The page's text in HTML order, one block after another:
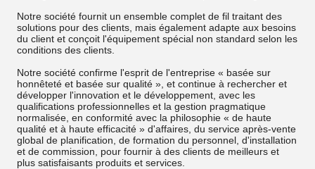
Notre société fournit un ensemble complet de fil traitant des
solutions pour des clients, mais également adapte aux besoins
du client et conçoit l'équipement spécial non standard selon les
conditions des clients.
Notre société confirme l'esprit de l'entreprise « basée sur
honnêteté et basée sur qualité », et continue à rechercher et
développer l'innovation et le développement, avec les
qualifications professionnelles et la gestion pragmatique
normalisée, en conformité avec la philosophie « de haute
qualité et à haute efficacité » d'affaires, du service après-vente
global de planification, de formation du personnel, d'installation
et de commission, pour fournir à des clients de meilleurs et
plus satisfaisants produits et services.